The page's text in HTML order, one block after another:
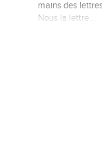
mains des
Nous la lettre…